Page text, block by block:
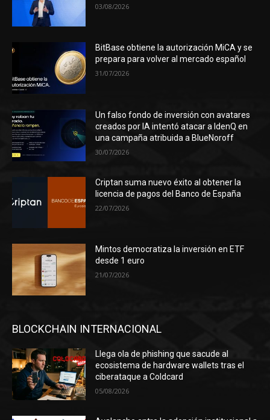
03/08/2026
BitBase obtiene la autorización MiCA y se
prepara para volver al mercado español
31/07/2026
Un falso fondo de inversión con avatares
creados por IA intentó atacar a IdenQ en
una campaña atribuida a BlueNoroff
30/07/2026
Criptan suma nuevo éxito al obtener la
licencia de pagos del Banco de España
22/07/2026
Mintos democratiza la inversión en ETF
desde 1 euro
21/07/2026
BLOCKCHAIN INTERNACIONAL
Llega ola de phishing que sacude al
ecosistema de hardware wallets tras el
ciberataque a Coldcard
05/08/2026